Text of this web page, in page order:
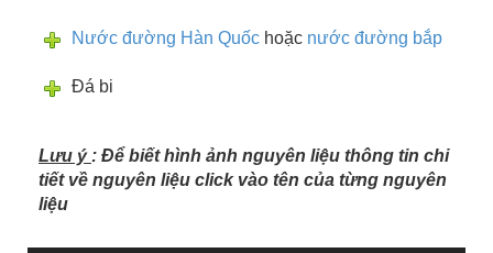
Nước đường Hàn Quốc hoặc nước đường bắp
Đá bi
Lưu ý : Để biết hình ảnh nguyên liệu thông tin chi
tiết về nguyên liệu click vào tên của từng nguyên
liệu